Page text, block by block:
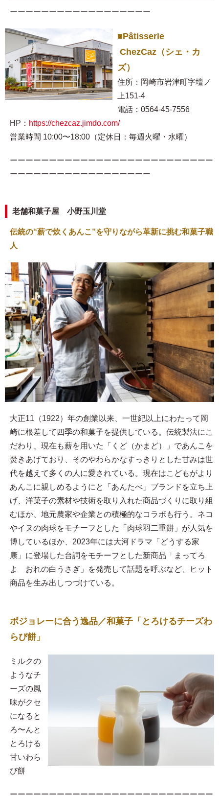
ーーーーーーーーーーーーーーーーーー
■Pâtisserie
ChezCaz（シェ・カ
ズ）
住所：岡崎市岩津町字壇ノ
上151-4
電話：0564-45-7556
HP： https://chezcaz.jimdo.com/
営業時間 10:00〜18:00（定休日：毎週火曜・水曜）
ーーーーーーーーーーーーーーーーーーーーーーーーーー
ーーーーーーーーーーーーーーーーーー
老舗和菓子屋 小野玉川堂
伝統の“薪で炊くあんこ”を守りながら革新に挑む和菓子職
人
大正11（1922）年の創業以来、一世紀以上にわたって岡
崎に根差して四季の和菓子を提供している。伝統製法にこ
だわり、現在も薪を用いた「くど（かまど）」であんこを
焚きあげており、そのやわらかなすっきりとした甘みは世
代を越えて多くの人に愛されている。現在はこどもがより
あんこに親しめるようにと「あんたべ」ブランドを立ち上
げ、洋菓子の素材や技術を取り入れた商品づくりに取り組
むほか、地元農家や企業との積極的なコラボも行う。ネコ
やイヌの肉球をモチーフとした「肉球羽二重餅」が人気を
博しているほか、2023年には大河ドラマ「どうする家
康」に登場した台詞をモチーフとした新商品「まってろ
よ おれの白うさぎ」を発売して話題を呼ぶなど、ヒット
商品を生み出しつづけている。
ボジョレーに合う逸品／和菓子「とろけるチーズわ
らび餅」
​ミルクの
ようなチ
ーズの風
味がクセ
になると
ろ〜んと
とろける
甘いわら
び餅